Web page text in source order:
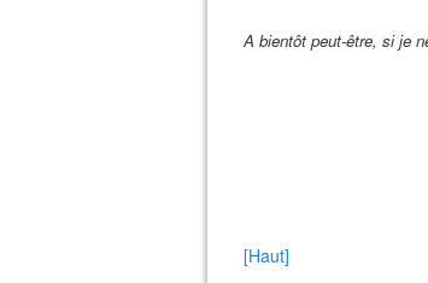
A bientôt peut-être, si je
[Haut]